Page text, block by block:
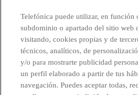
Telefónica en redes sociales
Canal de Denuncias
Telefónica puede utilizar, en función
subdominio o apartado del sitio web
visitando, cookies propias y de
técnicos, analíticos, de
y/o para mostrarte publicidad
un perfil elaborado a partir de tus
navegación. Puedes aceptar todas,